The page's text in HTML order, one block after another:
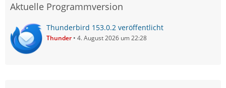
Aktuelle Programmversion
Thunderbird 153.0.2 veröffentlicht
Thunder 4. August 2026 um 22:28